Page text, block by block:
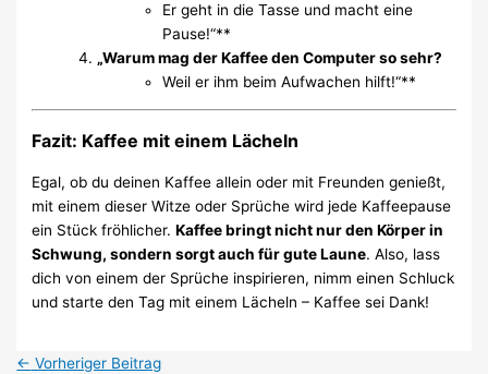
Er geht in die Tasse und macht eine
Pause!“**
„Warum mag der Kaffee den Computer so sehr?
Weil er ihm beim Aufwachen hilft!“**
Fazit: Kaffee mit einem Lächeln
Egal, ob du deinen Kaffee allein oder mit Freunden genießt,
mit einem dieser Witze oder Sprüche wird jede Kaffeepause
ein Stück fröhlicher.Kaffee bringt nicht nur den Körper in
Schwung, sondern sorgt auch für gute Laune. Also, lass
dich von einem der Sprüche inspirieren, nimm einen Schluck
und starte den Tag mit einem Lächeln – Kaffee sei Dank!
← Vorheriger Beitrag